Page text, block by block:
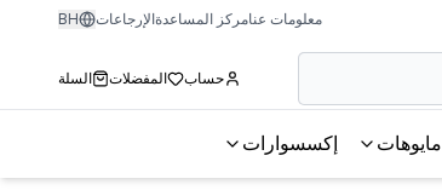
معلومات عنامركز المساعدةالإرجاعات BH
حساب المفضلات السلة
مايوهات إكسسوارات